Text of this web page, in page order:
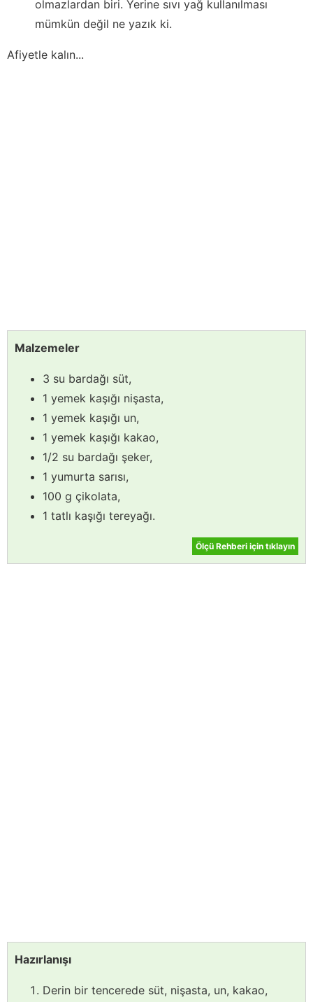
olmazlardan biri. Yerine sıvı yağ kullanılması
mümkün değil ne yazık ki.
Afiyetle kalın...
Malzemeler
3 su bardağı süt,
1 yemek kaşığı nişasta,
1 yemek kaşığı un,
1 yemek kaşığı kakao,
1/2 su bardağı şeker,
1 yumurta sarısı,
100 g çikolata,
1 tatlı kaşığı tereyağı.
Ölçü Rehberi için tıklayın
Hazırlanışı
Derin bir tencerede süt, nişasta, un, kakao,